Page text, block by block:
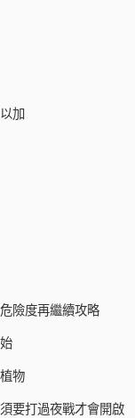
加
險度再繼續攻略
物
要打過夜戰才會開啟